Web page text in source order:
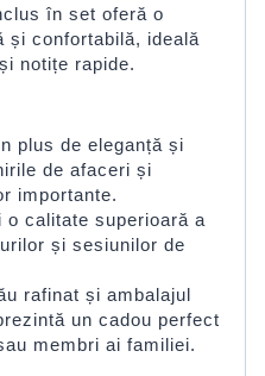
în set oferă o
și confortabilă, ideală
notițe rapide.
plus de eleganță și
de afaceri și
importante.
o calitate superioară a
și sesiunilor de
rafinat și ambalajul
un cadou perfect
membri ai familiei.